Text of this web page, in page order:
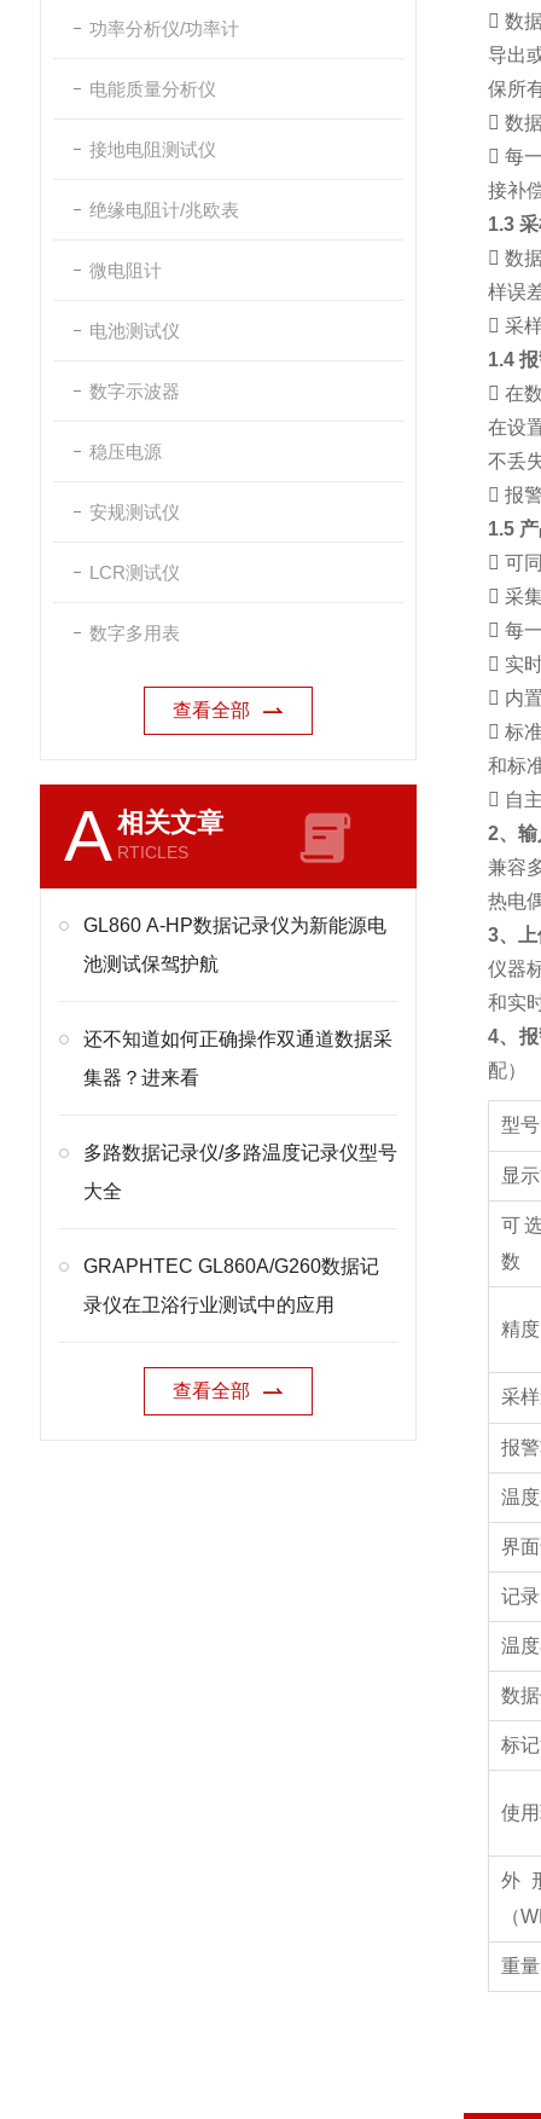
功率分析仪/功率计
电能质量分析仪
接地电阻测试仪
绝缘电阻计/兆欧表
微电阻计
电池测试仪
数字示波器
稳压电源
安规测试仪
LCR测试仪
数字多用表
查看全部
A相关文章
RTICLES
GL860 A-HP数据记录仪为新能源电
池测试保驾护航
还不知道如何正确操作双通道数据采
集器？进来看
多路数据记录仪/多路温度记录仪型号
大全
GRAPHTEC GL860A/G260数据记
录仪在卫浴行业测试中的应用
查看全部
数
导出
保所
 数
每
接补
1.3
数
样误
 采
1.4
在
在设
不丢
 报
1.5
 可
 采
 每
 实
 内
标
和标
 自
2、
兼容
热电
3、
仪器
和实
4、
配）
型号
显
可
数
精度
采
报
温
界
记
温
数
标
使
外
（
重量